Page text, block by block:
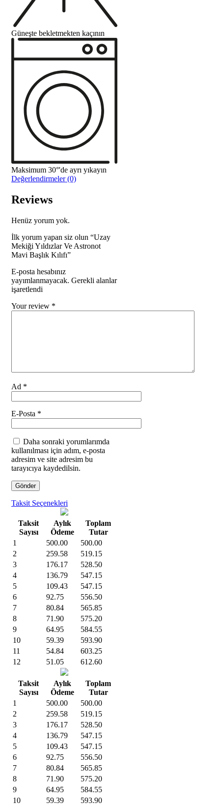
Güneşte bekletmekten kaçının
Maksimum 30°'de ayrı yıkayın
Değerlendirmeler (0)
Reviews
Henüz yorum yok.
İlk yorum yapan siz olun “Uzay
Mekiği Yıldızlar Ve Astronot
Mavi Başlık Kılıfı”
E-posta hesabınız
yayımlanmayacak. Gerekli alanlar
işaretlendi
Your review *
Ad *
E-Posta *
Daha sonraki yorumlarımda
kullanılması için adım, e-posta
adresim ve site adresim bu
tarayıcıya kaydedilsin.
Taksit Seçenekleri
Taksit
Sayısı
Aylık
Ödeme
Toplam
Tutar
1
500.00
500.00
2
259.58
519.15
3
176.17
528.50
4
136.79
547.15
5
109.43
547.15
6
92.75
556.50
7
80.84
565.85
8
71.90
575.20
9
64.95
584.55
10
59.39
593.90
11
54.84
603.25
12
51.05 612.60
Taksit
Sayısı
Aylık
Ödeme
Toplam
Tutar
1
500.00
500.00
2
259.58
519.15
3
176.17
528.50
4
136.79
547.15
5
109.43
547.15
6
92.75
556.50
7
80.84
565.85
8
71.90
575.20
9
64.95
584.55
10
59.39
593.90